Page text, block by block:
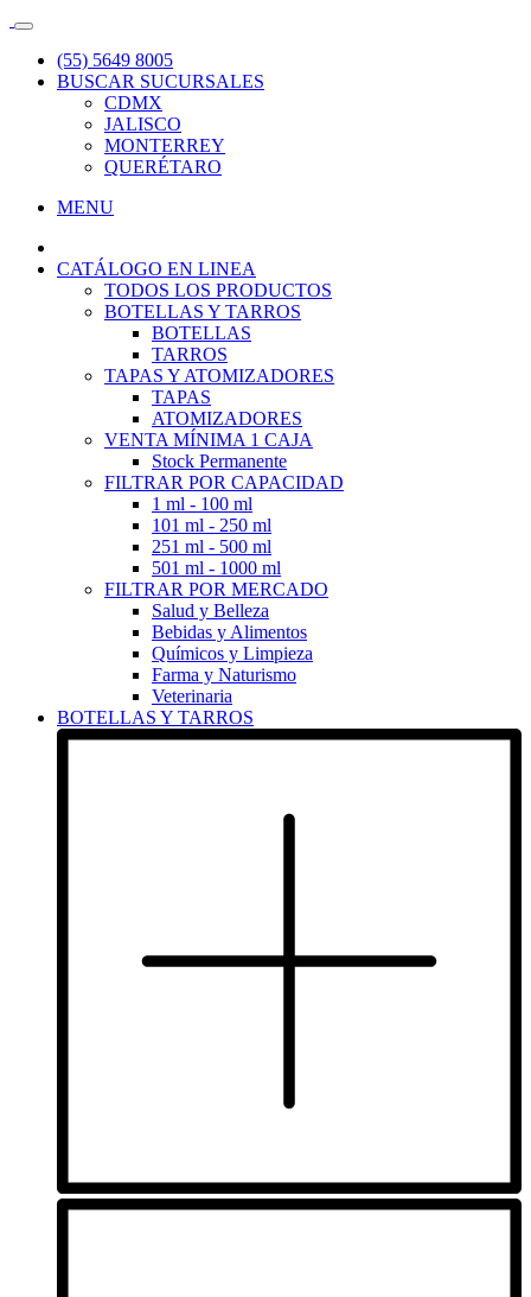
(55) 5649 8005
BUSCAR SUCURSALES
CDMX
JALISCO
MONTERREY
QUERÉTARO
MENU
CATÁLOGO EN LINEA
TODOS LOS PRODUCTOS
BOTELLAS Y TARROS
BOTELLAS
TARROS
TAPAS Y ATOMIZADORES
TAPAS
ATOMIZADORES
VENTA MÍNIMA 1 CAJA
Stock Permanente
FILTRAR POR CAPACIDAD
1 ml - 100 ml
101 ml - 250 ml
251 ml - 500 ml
501 ml - 1000 ml
FILTRAR POR MERCADO
Salud y Belleza
Bebidas y Alimentos
Químicos y Limpieza
Farma y Naturismo
Veterinaria
BOTELLAS Y TARROS